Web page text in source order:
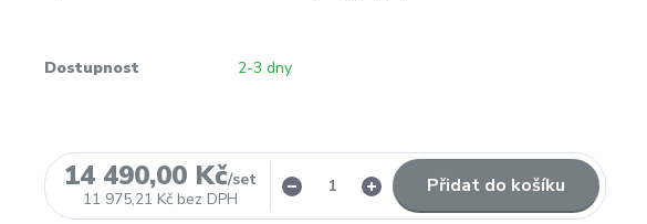
Dostupnost 2-3 dny
14 490,00 Kč/set
11 975,21 Kč bez DPH
Přidat do košíku